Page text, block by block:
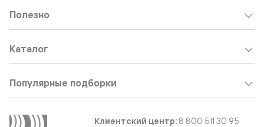
Полезно
Каталог
Популярные подборки
Клиентский центр: 8 800 511 30 95